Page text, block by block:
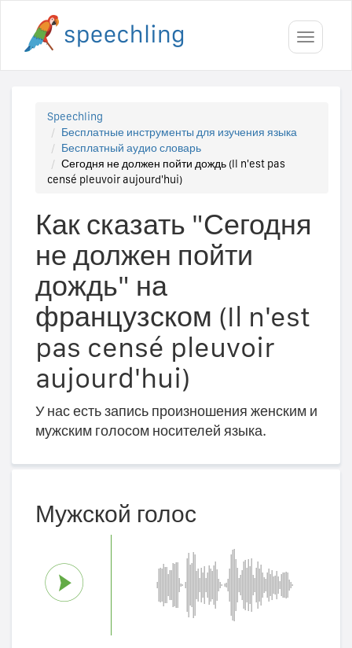
Toggle
Speechling
Бесплатные инструменты для изучения языка
Бесплатный аудио словарь
Сегодня не должен пойти дождь (Il n'est pas
censé pleuvoir aujourd'hui)
Как сказать "Сегодня
не должен пойти
дождь" на
французском (Il n'est
pas censé pleuvoir
aujourd'hui)
У нас есть запись произношения женским и
мужским голосом носителей языка.
Мужской голос